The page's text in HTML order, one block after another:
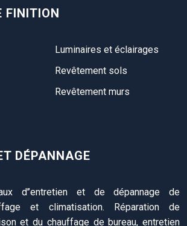
FINITION
Luminaires et éclairages
Revêtement sols
Revêtement murs
DÉPANNAGE
d’’entretien et de dépannage de
et climatisation. Réparation de
et du chauffage de bureau, entretien